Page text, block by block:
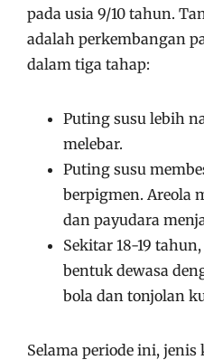
pada usia 9/10 tahun.
adalah perkembangan
dalam tiga tahap:
Puting susu lebih
melebar.
Puting susu
berpigmen. Areola
dan payudara
Sekitar 18-19
bentuk dewasa
bola dan tonjolan
Selama periode ini,